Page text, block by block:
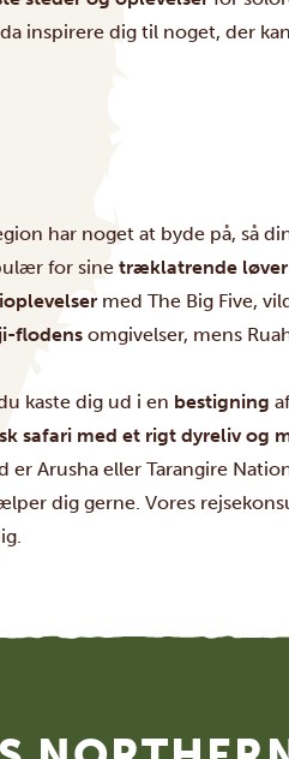
inspirere dig til noget, der
har noget at byde på, så
for sine træklatrende løver
med The Big Five,
flodens omgivelser, mens
kaste dig ud i en bestigning
safari med et rigt dyreliv og
Arusha eller Tarangire
dig gerne. Vores